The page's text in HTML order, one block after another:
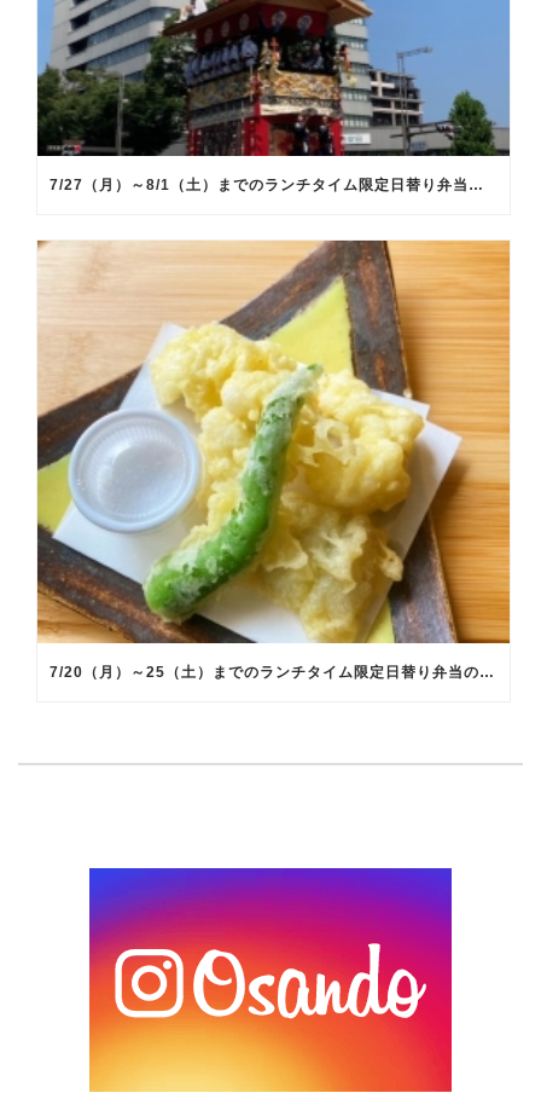
7/27（月）～8/1（土）までのランチタイム限定日替り弁当のメインメニュー
7/20（月）～25（土）までのランチタイム限定日替り弁当のメインメニュー